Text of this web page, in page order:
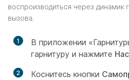
воспроизводиться через динамик
вызова.
1
В приложении
гарнитуру и нажмите
2 Коснитесь кнопки